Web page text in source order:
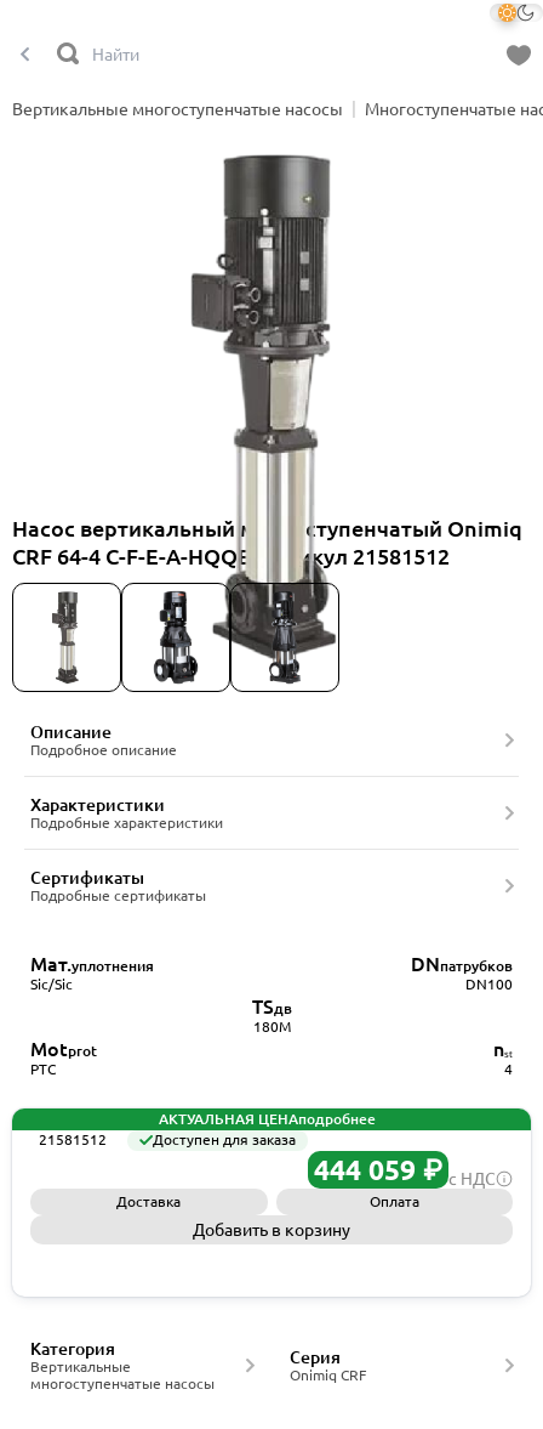
Вертикальные многоступенчатые насосы Многоступенчатые
Насос вертикальный многоступенчатый Onimiq
CRF 64-4 C-F-E-A-HQQE, артикул 21581512
Описание
Подробное описание
Характеристики
Подробные характеристики
Сертификаты
Подробные сертификаты
Мат.уплотнения
Sic/Sic
DNпатрубков
DN100
Motprot
PTC
nₛₜ
4
TSдв
180M
АКТУАЛЬНАЯ ЦЕНАподробнее
21581512
Доступен для заказа
444 059 ₽ с НДС
Доставка Оплата
Добавить в корзину
Вертикальные
многоступенчатые насосы
Категория
Onimiq CRF
Серия